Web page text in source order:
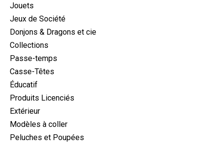
Jouets
Jeux de Société
Donjons & Dragons et cie
Collections
Passe-temps
Casse-Têtes
Éducatif
Produits Licenciés
Extérieur
Modèles à coller
Peluches et Poupées